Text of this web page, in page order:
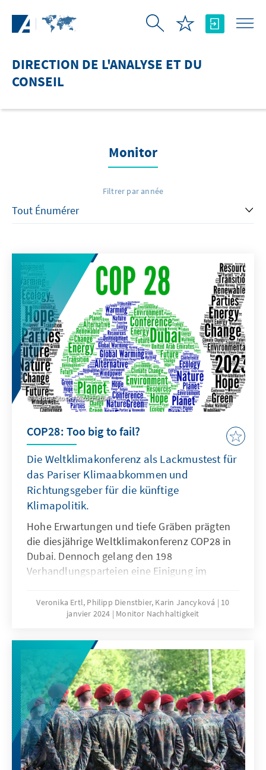
DIRECTION DE L'ANALYSE ET DU
CONSEIL
Monitor
Filtrer par année
Adobe Stock / Ricochet64
COP28: Too big to fail?
Die Weltklimakonferenz als Lackmustest für
das Pariser Klimaabkommen und
Richtungsgeber für die künftige
Klimapolitik.
Hohe Erwartungen und tiefe Gräben prägten
die diesjährige Weltklimakonferenz COP28 in
Dubai. Dennoch gelang den 198
Verhandlungsparteien eine Einigung im
Brennstoffen, sowie die Operationalisierung
des Fonds für Verluste und Schäden. Andere
Anpassung an den Klimawandel erhielten
weniger Aufmerksamkeit. Die diesjährige
Conference of the Parties offenbarte
außerdem neue Dynamiken bei den
Verhandlungen zwischen beteiligten Staaten
sowie neue Allianzen und Gruppierungen.
Veronika Ertl, Philipp Dienstbier, Karin Jancyková
10
janvier 2024
Monitor Nachhaltigkeit